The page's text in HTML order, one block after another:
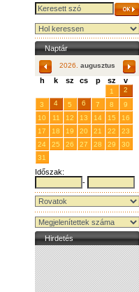
Naptár
2026. augusztus
h k sz cs p sz v
1
2
3
4 5 6 7 8
9
10
11 12 13 14 15
16
17
18 19 20 21 22
23
24
25 26 27 28 29
30
31
Időszak:
-
Hirdetés